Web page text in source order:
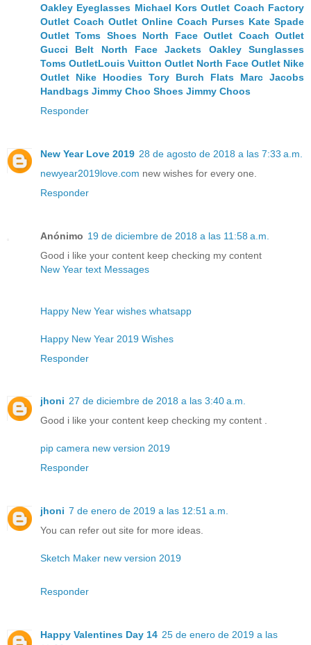
Oakley Eyeglasses Michael Kors Outlet Coach Factory
Outlet Coach Outlet Online Coach Purses Kate Spade
Outlet Toms Shoes North Face Outlet Coach Outlet
Gucci Belt
North Face Jackets
Oakley Sunglasses
Toms OutletLouis Vuitton Outlet North Face Outlet Nike
Outlet
Nike Hoodies Tory Burch Flats
Marc Jacobs
Handbags Jimmy Choo Shoes Jimmy Choos
Responder
New Year Love 2019 28 de agosto de 2018 a las 7:33 a.m.
newyear2019love.com new wishes for every one.
Responder
Anónimo 19 de diciembre de 2018 a las 11:58 a.m.
Good i like your content keep checking my content
New Year text Messages
Happy New Year wishes whatsapp
Happy New Year 2019 Wishes
Responder
jhoni 27 de diciembre de 2018 a las 3:40 a.m.
Good i like your content keep checking my content .
pip camera new version 2019
Responder
jhoni 7 de enero de 2019 a las 12:51 a.m.
You can refer out site for more ideas.
Sketch Maker new version 2019
Responder
Happy Valentines Day 14 25 de enero de 2019 a las